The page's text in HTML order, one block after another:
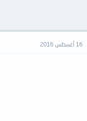
16 أغسطس 2016